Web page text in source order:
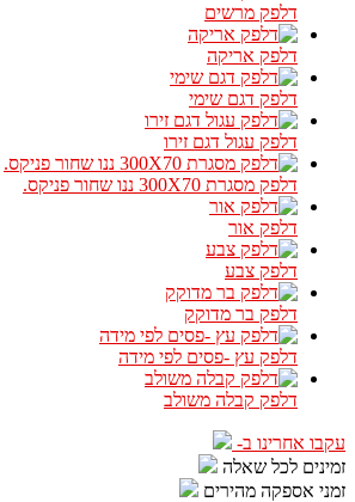
דלפק מרשים
דלפק אריקה
דלפק דגם שימי
דלפק עגול דגם זירו
דלפק מסגרת 300X70 ננו שחור פניקס.
דלפק אור
דלפק צבע
דלפק בר מדוקק
דלפק עץ -פסים לפי מידה
דלפק קבלה משולב
עקבו אחרינו ב-
זמינים לכל שאלה
זמני אספקה מהירים